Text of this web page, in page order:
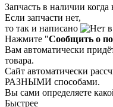
Запчасть в наличии
Если запчасти нет,
то так и написано
Нажмите "Сообщить о
Вам автоматически
товара.
Сайт автоматически
РАЗНЫМИ способами.
Вы сами определяете
Быстрее